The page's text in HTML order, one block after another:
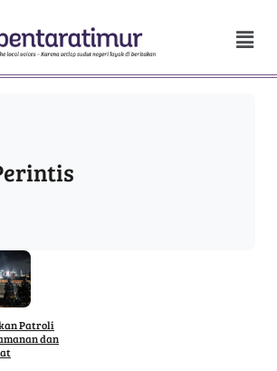
Patroli
dan